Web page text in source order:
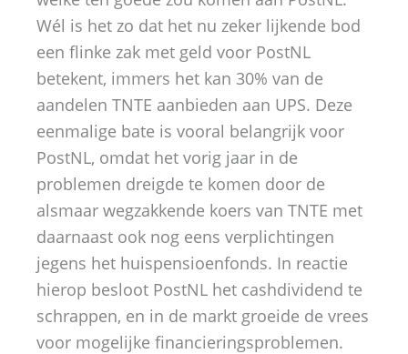
Wél is het zo dat het nu zeker lijkende bod
een flinke zak met geld voor PostNL
betekent, immers het kan 30% van de
aandelen TNTE aanbieden aan UPS. Deze
eenmalige bate is vooral belangrijk voor
PostNL, omdat het vorig jaar in de
problemen dreigde te komen door de
alsmaar wegzakkende koers van TNTE met
daarnaast ook nog eens verplichtingen
jegens het huispensioenfonds. In reactie
hierop besloot PostNL het cashdividend te
schrappen, en in de markt groeide de vrees
voor mogelijke financieringsproblemen.